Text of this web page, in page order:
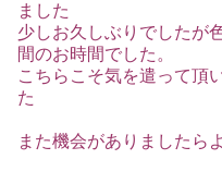
ました
少しお久しぶりでしたが
間のお時間でした。
こちらこそ気を遣って頂
た
また機会がありましたら